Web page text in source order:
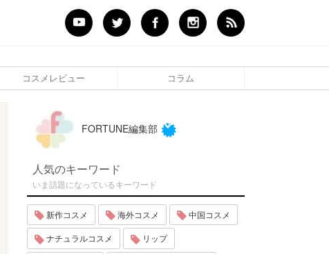
コスメレビュー コラム
FORTUNE編集部
人気のキーワード
いま話題になっているキーワード
新作コスメ 海外コスメ 中国コスメ
ナチュラルコスメ リップ